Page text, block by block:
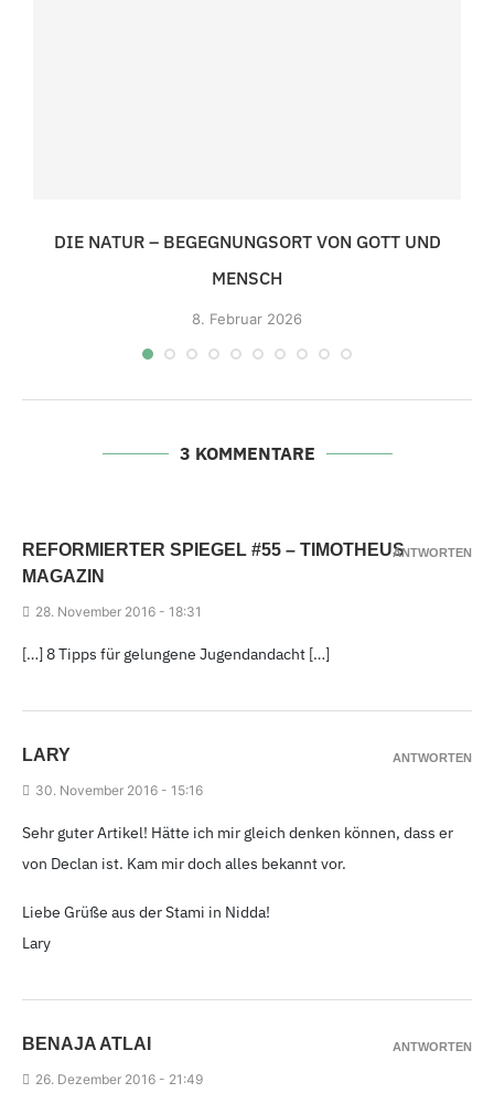
DIE NATUR – BEGEGNUNGSORT VON GOTT UND
MENSCH
8. Februar 2026
3 KOMMENTARE
REFORMIERTER SPIEGEL #55 – TIMOTHEUS
MAGAZIN
28. November 2016 - 18:31
[…] 8Tipps für gelungene Jugendandacht […]
ANTWORTEN
LARY
30. November 2016 - 15:16
Sehr guter Artikel! Hätte ich mir gleich denken können, dass er
von Declan ist. Kam mir doch alles bekannt vor.
Liebe Grüße aus der Stami in Nidda!
Lary
ANTWORTEN
BENAJA ATLAI
26. Dezember 2016 - 21 :49
ANTWORTEN